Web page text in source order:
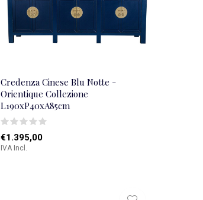
Credenza Cinese Blu Notte -
Orientique Collezione
L190xP40xA85cm
€1.395,00
IVA Incl.